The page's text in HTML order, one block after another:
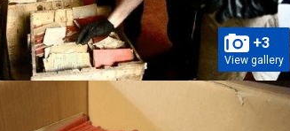
+3
View gallery